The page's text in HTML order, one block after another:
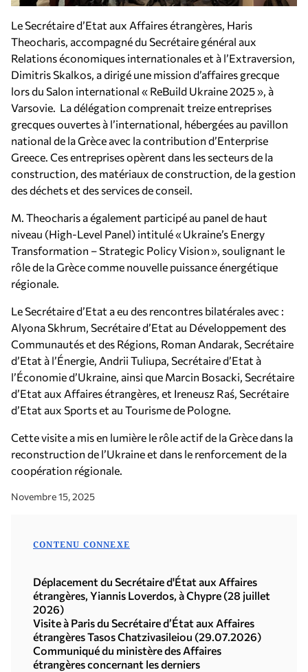
Le Secrétaire d’Etat aux Affaires étrangères, Haris
Theocharis, accompagné du Secrétaire général aux
Relations économiques internationales et à l’Extraversion,
Dimitris Skalkos, a dirigé une mission d’affaires grecque
lors du Salon international « ReBuild Ukraine 2025 », à
Varsovie. La délégation comprenait treize entreprises
grecques ouvertes à l’international, hébergées au pavillon
national de la Grèce avec la contribution d’Enterprise
Greece. Ces entreprises opèrent dans les secteurs de la
construction, des matériaux de construction, de la gestion
des déchets et des services de conseil.
M. Theocharis a également participé au panel de haut
niveau (High-Level Panel) intitulé « Ukraine’s Energy
Transformation – Strategic Policy Vision », soulignant le
rôle de la Grèce comme nouvelle puissance énergétique
régionale.
Le Secrétaire d’Etat a eu des rencontres bilatérales avec :
Alyona Skhrum, Secrétaire d’Etat au Développement des
Communautés et des Régions, Roman Andarak, Secrétaire
d’Etat à l’Énergie, Andrii Tuliupa, Secrétaire d’Etat à
l’Économie d’Ukraine, ainsi que Marcin Bosacki, Secrétaire
d’Etat aux Affaires étrangères, et Ireneusz Raś, Secrétaire
d’Etat aux Sports et au Tourisme de Pologne.
Cette visite a mis en lumière le rôle actif de la Grèce dans la
reconstruction de l’Ukraine et dans le renforcement de la
coopération régionale.
Novembre 15, 2025
CONTENU CONNEXE
Déplacement du Secrétaire d'État aux Affaires
étrangères, Yiannis Loverdos, à Chypre (28 juillet
2026)
Visite à Paris du Secrétaire d’État aux Affaires
étrangères Tasos Chatzivasileiou (29.07.2026)
Communiqué du ministère des Affaires
étrangères concernant les derniers